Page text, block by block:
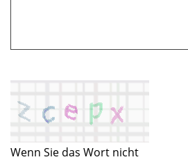
Wenn Sie das Wort nicht